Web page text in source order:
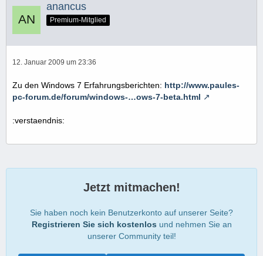
anancus
Premium-Mitglied
12. Januar 2009 um 23:36
Zu den Windows 7 Erfahrungsberichten: http://www.paules-
pc-forum.de/forum/windows-…ows-7-beta.html
:verstaendnis:
Jetzt mitmachen!
Sie haben noch kein Benutzerkonto auf unserer Seite?
Registrieren Sie sich kostenlos und nehmen Sie an
unserer Community teil!